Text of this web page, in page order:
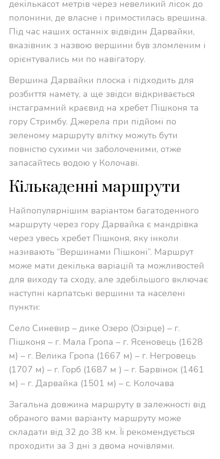
декількасот метрів через невеликий лісок до
полонини, де власне і примостилась врешина.
Під час наших останніх відвідин Дарвайки,
вказівник з назвою вершини був зломленим і
орієнтувались ми по навігатору.
Вершина Дарвайки плоска і підходить для
розбиття намету, а ще звідси відкривається
інстаграмний краєвид на хребет Пішконя та
гору Стримбу. Джерела при підйомі по
зеленому маршруту влітку можуть бути
повністю сухими чи заболоченими, отже
запасайтесь водою у Колочаві.
Кількаденні маршрути
Найпопулярнішим варіантом багатоденного
маршруту через гору Дарвайка є мандрівка
через увесь хребет Пішконя, яку інколи
називають “Вершинами Пішконі”. Маршрут
може мати декілька варіацій та можливостей
для виходу та сходу, але здебільшого включає
наступні карпатські вершини та населені
пункти:
Село Синевир – дике Озеро (Озірце) – г.
Пішконя – г. Мала Гропа – г. Ясеновець (1628
м) – г. Велика Гропа (1667 м) – г. Негровець
(1707 м) – г. Горб (1687 м ) – г. Барвінок (1461
м) – г. Дарвайка (1501 м) – с. Колочава
Загальна довжина маршруту в залежності від
обраного вами варіанту маршруту може
складати від 32 до 38 км. Її рекомендується
проходити за 3 дні з двома ночівлями.